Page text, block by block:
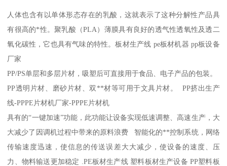
人体也含有以单体形态存在的乳酸，这就表示了这种分解性产品具
有很高的*性。聚乳酸（PLA）薄膜具有良好的透气性透氧性及透二
氧化碳性，它也具有气味的特性。板材生产线 pe板材机器 pp板设备
厂家
PP/PS单层和多层片材，吸塑后可直接用于食品、电子产品的包装。
PP透明片材、磨砂片材、双**材等可用于文具片材。 PP挤出生产
线-PPPE片材机厂家-PPPE片材机
具有的“一键加速”功能，此功能让设备实现低速调整、高速生产，大
大减少了因调机过程中带来的原料浪费 智能化的**控制系统，网络
传输速度迅速，使信息的传送误差大大减少，使设备的速度、压
力、物料输送更加稳定 .PE板材生产线 塑料板材生产设备 PP塑料板